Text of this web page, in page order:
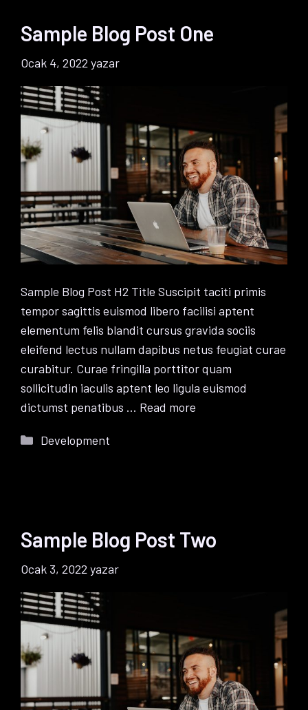
Sample Blog Post One
Ocak 4, 2022 yazar
Sample Blog Post H2 Title Suscipit taciti primis
tempor sagittis euismod libero facilisi aptent
elementum felis blandit cursus gravida sociis
eleifend lectus nullam dapibus netus feugiat curae
curabitur. Curae fringilla porttitor quam
sollicitudin iaculis aptent leo ligula euismod
dictumst penatibus … Read more
Kategoriler
Development
Sample Blog Post Two
Ocak 3, 2022 yazar